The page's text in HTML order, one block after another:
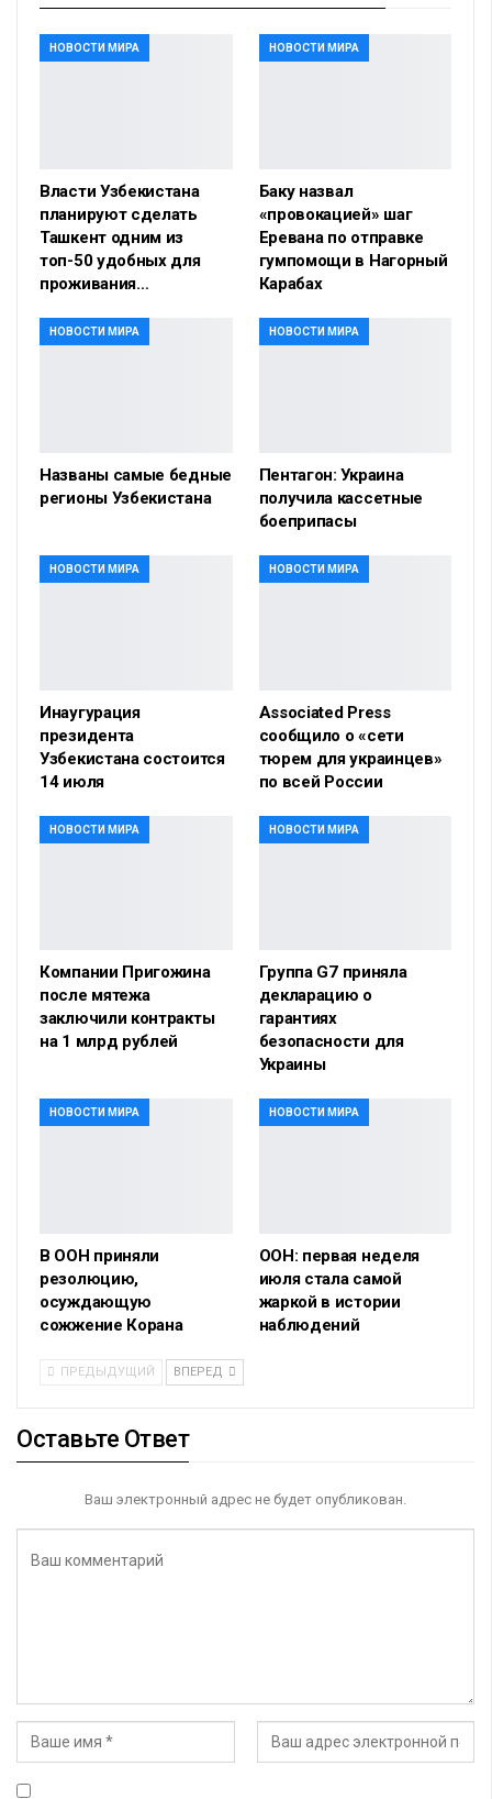
НОВОСТИ МИРА
Власти Узбекистана
планируют сделать
Ташкент одним из
топ-50 удобных для
проживания…
НОВОСТИ МИРА
Баку назвал
«провокацией» шаг
Еревана по отправке
гумпомощи в Нагорный
Карабах
НОВОСТИ МИРА
Названы самые бедные
регионы Узбекистана
НОВОСТИ МИРА
Пентагон: Украина
получила кассетные
боеприпасы
НОВОСТИ МИРА
Инаугурация
президента
Узбекистана состоится
14 июля
НОВОСТИ МИРА
Associated Press
сообщило о «сети
тюрем для украинцев»
по всей России
НОВОСТИ МИРА
Компании Пригожина
после мятежа
заключили контракты
на 1 млрд рублей
НОВОСТИ МИРА
Группа G7 приняла
декларацию о
гарантиях
безопасности для
Украины
НОВОСТИ МИРА
В ООН приняли
резолюцию,
осуждающую
сожжение Корана
НОВОСТИ МИРА
ООН: первая неделя
июля стала самой
жаркой в истории
наблюдений
ПРЕДЫДУЩИЙ ВПЕРЕД
Оставьте Ответ
Ваш электронный адрес не будет опубликован.